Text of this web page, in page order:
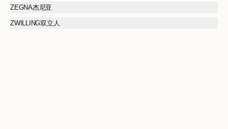
ZEGNA杰尼亚
ZWILLING双立人